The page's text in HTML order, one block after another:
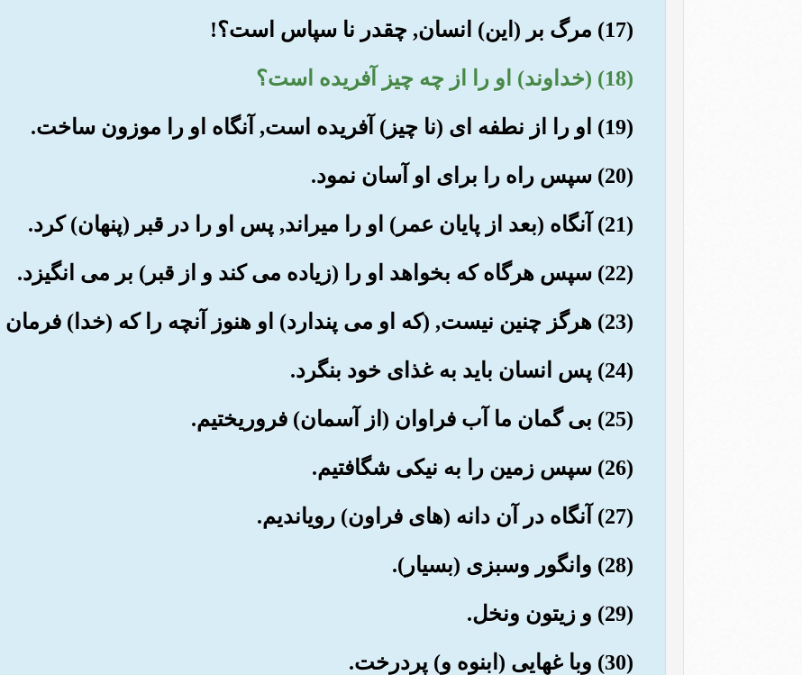
(17) مرگ بر (این) انسان, چقدر نا سپاس است؟!
(18) (خداوند) او را از چه چیز آفریده است؟
(19) او را از نطفه ای (نا چیز) آفریده است, آنگاه او را موزون ساخت.
(20) سپس راه را برای او آسان نمود.
(21) آنگاه (بعد از پایان عمر) او را میراند, پس او را در قبر (پنهان) کرد.
(22) سپس هرگاه که بخواهد او را (زیاده می کند و از قبر) بر می انگیزد.
(23) هرگز چنین نیست, (که او می پندارد) او هنوز آنچه را که (خدا) فرمان داده, به جای نیاورده است.
(24) پس انسان باید به غذای خود بنگرد.
(25) بی گمان ما آب فراوان (از آسمان) فروریختیم.
(26) سپس زمین را به نیکی شگافتیم.
(27) آنگاه در آن دانه (های فراون) رویاندیم.
(28) وانگور وسبزی (بسیار).
(29) و زیتون ونخل.
(30) وبا غهایی (ابنوه و) پردرخت.